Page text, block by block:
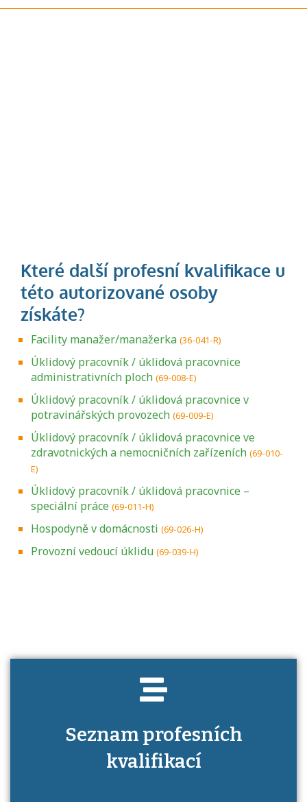
Facility manažer/manažerka (36-041-R)
Úklidový pracovník / úklidová pracovnice
administrativních ploch (69-008-E)
Úklidový pracovník / úklidová pracovnice v
potravinářských provozech (69-009-E)
Úklidový pracovník / úklidová pracovnice ve
zdravotnických a nemocničních zařízeních (69-010-
E)
Úklidový pracovník / úklidová pracovnice –
speciální práce (69-011-H)
Hospodyně v domácnosti (69-026-H)
Provozní vedoucí úklidu (69-039-H)
Seznam profesních
kvalifikací
Projděte si seznam profesních kvalifikací.